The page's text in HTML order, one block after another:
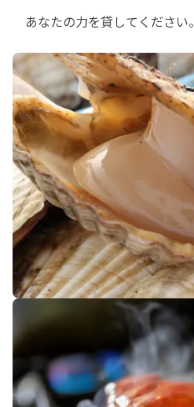
あなたの力を貸してください。